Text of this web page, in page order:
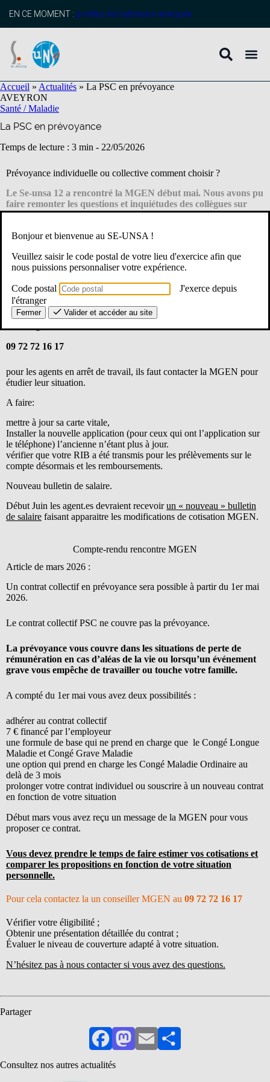
principal
EN CE MOMENT : profitez de l’adhésion anticipée
Accueil » Actualités » La PSC en prévoyance
AVEYRON
Santé / Maladie
La PSC en prévoyance
Temps de lecture : 3 min - 22/05/2026
Prévoyance individuelle ou collective comment choisir ?
Le Se-unsa 12 a rencontré la MGEN début mai. Nous avons pu
faire remonter les questions et inquiétudes des collègues sur
tous les changements intervenus cette année. Retrouvez notre
Pas d’urgence : le contrat précédent couvre encore (jusqu’au 1er
décembre) mais après, il sera plus compliqué de passer du contrat
individuel au contrat collectif (questionnaire de santé,…)
Tout se calcule, en fonction de son âge et de son salaire. Il est donc
judicieux de les appeler directement pour avoir la différence de coût
entre le contrat individuel et le contrat collectif qui couvre
09 72 72 16 17
pour les agents en arrêt de travail, ils faut contacter la MGEN pour
étudier leur situation.
A faire:
mettre à jour sa carte vitale,
Installer la nouvelle application (pour ceux qui ont l’application sur
le téléphone) l’ancienne n’étant plus à jour.
vérifier que votre RIB a été transmis pour les prélèvements sur le
compte désormais et les remboursements.
Nouveau bulletin de salaire.
Début Juin les agent.es devraient recevoirun « nouveau » bulletin
de salaire faisant apparaitre les modifications de cotisation MGEN.
Compte-rendu rencontre MGEN
Article de mars 2026 :
Un contrat collectif en prévoyance sera possible à partir du 1er mai
2026.
Le contrat collectif PSC ne couvre pas la prévoyance.
La prévoyance vous couvre dans les situations de perte de
rémunération en cas d’aléas de la vie ou lorsqu’un événement
grave vous empêche de travailler ou touche votre famille.
A compté du 1er mai vous avez deux possibilités :
adhérer au contrat collectif
7 € financé par l’employeur
une formule de base qui ne prend en charge que le Congé Longue
Maladie et Congé Grave Maladie
une option qui prend en charge les Congé Maladie Ordinaire au
delà de 3 mois
prolonger votre contrat individuel ou souscrire à un nouveau contrat
en fonction de votre situation
Début mars vous avez reçu un message de la MGEN pour vous
proposer ce contrat.
Vous devez prendre le temps de faire estimer vos cotisations et
comparer les propositions en fonction de votre situation
personnelle.
Pour cela contactez la un conseiller MGEN au 09 72 72 16 17
Vérifier votre éligibilité ;
Obtenir une présentation détaillée du contrat ;
Évaluer le niveau de couverture adapté à votre situation.
N’hésitez pas à nous contacter si vous avez des questions.
Partager
FacebookMastodon
EmailPartager
Consultez nos autres actualités
Bonjour et bienvenue au SE-UNSA !
Veuillez saisir le code postal de votre lieu d'exercice afin que
nous puissions personnaliser votre expérience.
Code postal
J'exerce depuis
l'étranger
Fermer Valider et accéder au site